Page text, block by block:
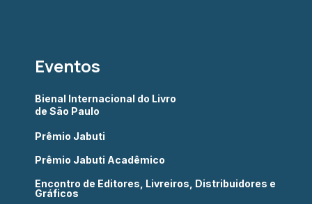
Eventos
Bienal Internacional do Livro
de São Paulo
Prêmio Jabuti
Prêmio Jabuti Acadêmico
Encontro de Editores, Livreiros, Distribuidores e
Gráficos